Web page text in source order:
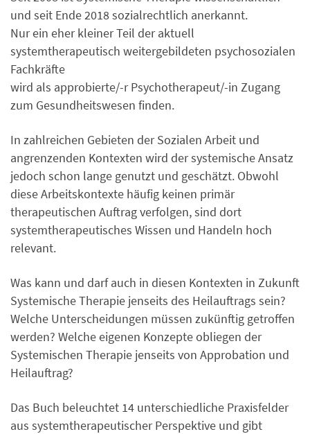
und seit Ende 2018 sozialrechtlich anerkannt.
Nur ein eher kleiner Teil der aktuell
systemtherapeutisch weitergebildeten psychosozialen
Fachkräfte
wird als approbierte/-r Psychotherapeut/-in Zugang
zum Gesundheitswesen finden.
In zahlreichen Gebieten der Sozialen Arbeit und
angrenzenden Kontexten wird der systemische Ansatz
jedoch schon lange genutzt und geschätzt. Obwohl
diese Arbeitskontexte häufig keinen primär
therapeutischen Auftrag verfolgen, sind dort
systemtherapeutisches Wissen und Handeln hoch
relevant.
Was kann und darf auch in diesen Kontexten in Zukunft
Systemische Therapie jenseits des Heilauftrags sein?
Welche Unterscheidungen müssen zukünftig getroffen
werden? Welche eigenen Konzepte obliegen der
Systemischen Therapie jenseits von Approbation und
Heilauftrag?
Das Buch beleuchtet 14 unterschiedliche Praxisfelder
aus systemtherapeutischer Perspektive und gibt